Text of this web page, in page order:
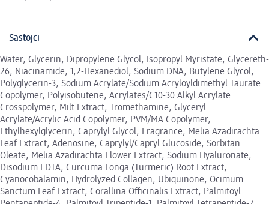
Sastojci
Water, Glycerin, Dipropylene Glycol, Isopropyl Myristate, Glycereth-
26, Niacinamide, 1,2-Hexanediol, Sodium DNA, Butylene Glycol,
Polyglycerin-3, Sodium Acrylate/Sodium Acryloyldimethyl Taurate
Copolymer, Polyisobutene, Acrylates/C10-30 Alkyl Acrylate
Crosspolymer, Milt Extract, Tromethamine, Glyceryl
Acrylate/Acrylic Acid Copolymer, PVM/MA Copolymer,
Ethylhexylglycerin, Caprylyl Glycol, Fragrance, Melia Azadirachta
Leaf Extract, Adenosine, Caprylyl/Capryl Glucoside, Sorbitan
Oleate, Melia Azadirachta Flower Extract, Sodium Hyaluronate,
Disodium EDTA, Curcuma Longa (Turmeric) Root Extract,
Cyanocobalamin, Hydrolyzed Collagen, Ubiquinone, Ocimum
Sanctum Leaf Extract, Corallina Officinalis Extract, Palmitoyl